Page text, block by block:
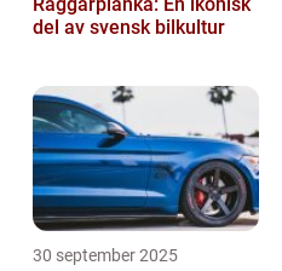
del av svensk bilkultur
30 september 2025